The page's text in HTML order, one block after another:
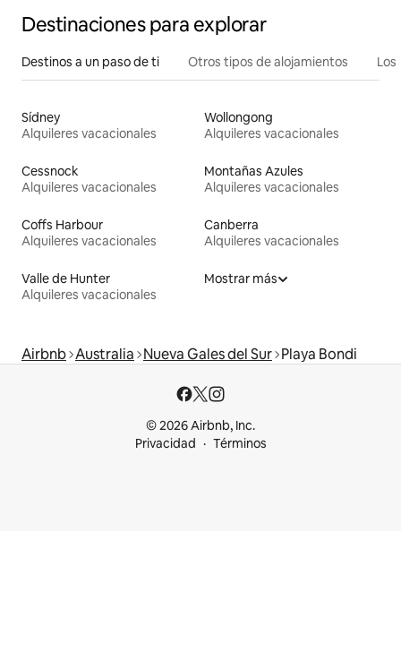
Destinaciones para explorar
Destinos a un paso de ti Otros tipos de alojamientos
Sídney
Alquileres vacacionales
Wollongong
Alquileres vacacionales
Cessnock
Alquileres vacacionales
Montañas Azules
Alquileres vacacionales
Coffs Harbour
Alquileres vacacionales
Canberra
Alquileres vacacionales
Valle de Hunter
Alquileres vacacionales
Mostrar más
Airbnb Australia Nueva Gales del Sur Playa Bondi
© 2026 Airbnb, Inc.
Privacidad
Términos